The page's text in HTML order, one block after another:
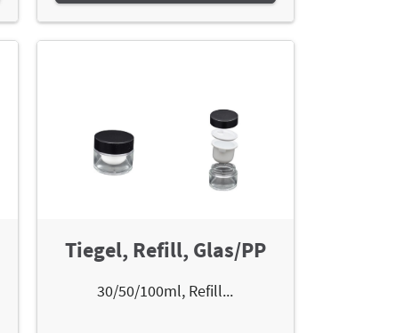
Tiegel, Refill, Glas/PP
30/50/100ml, Refill...